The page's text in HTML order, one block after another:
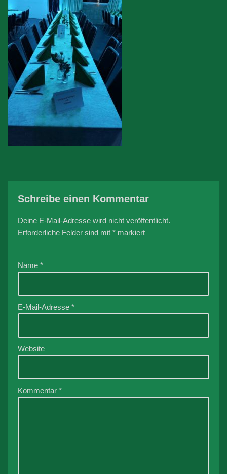
Schreibe einen Kommentar
Deine E-Mail-Adresse wird nicht veröffentlicht.
Erforderliche Felder sind mit * markiert
Name *
E-Mail-Adresse *
Website
Kommentar *